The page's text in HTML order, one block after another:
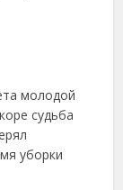
молодой
судьба
уборки